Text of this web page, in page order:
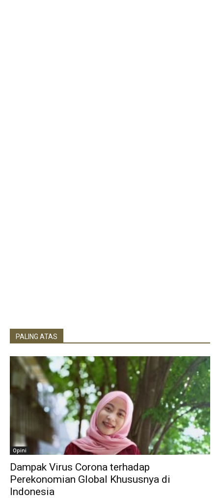
PALING ATAS
Opini
Dampak Virus Corona terhadap
Perekonomian Global Khususnya di
Indonesia